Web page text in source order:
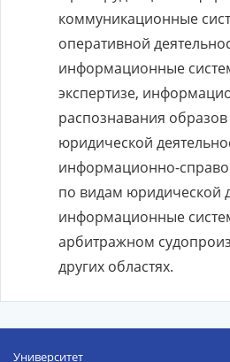
коммуникационные
оперативной
информационные
экспертизе,
распознавания образов
юридической
информационно-
по видам юридической
информационные
арбитражном
других областях.
Университет